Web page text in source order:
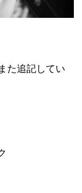
た追記してい